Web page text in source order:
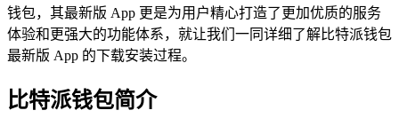
钱包，其最新版 App 更是为用户精心打造了更加优质的服务
体验和更强大的功能体系，就让我们一同详细了解比特派钱包
最新版 App 的下载安装过程。
比特派钱包简介